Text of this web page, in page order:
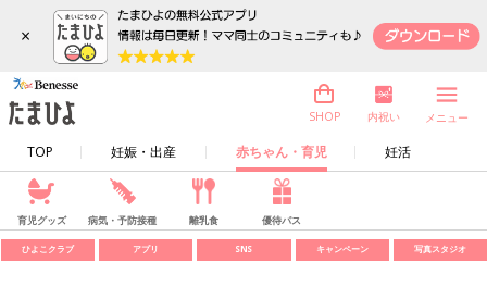
×
TOP 妊娠・出産 赤ちゃん・育児 妊活
SHOP 内祝い メニュー
育児グッズ 病気・予防接種 離乳食 優待パス
ひよこクラブ アプリ SNS キャンペーン 写真スタジオ